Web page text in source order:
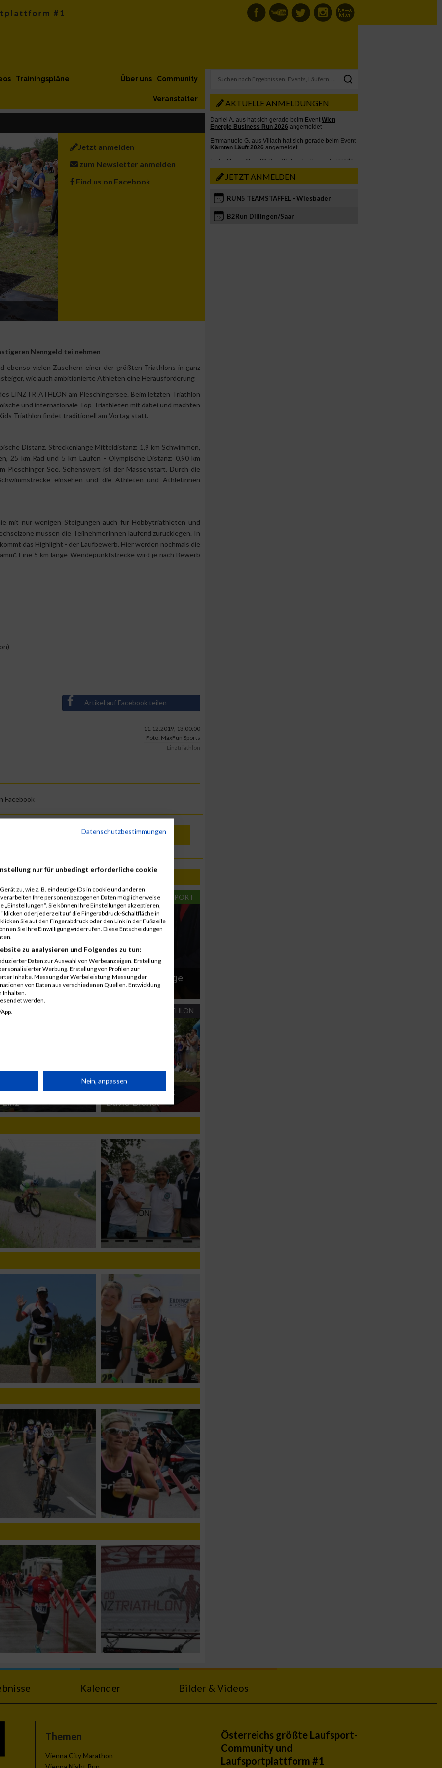
Trainingspläne Community
Über uns
Veranstalter
Jetzt anmelden
zum Newsletter anmelden
Find us on Facebook
Nenngeld teilnehmen
ebenso vielen Zusehern einer der größten Triathlons in ganz
wie auch ambitionierte Athleten eine Herausforderung
LINZTRIATHLON am Pleschingersee. Beim letzten Triathlon
und internationale Top-Triathleten mit dabei und machten
Triathlon findet traditionell am Vortag statt.
Distanz. Streckenlänge Mitteldistanz: 1,9 km Schwimmen,
25 km Rad und 5 km Laufen - Olympische Distanz: 0,90 km
Pleschinger See. Sehenswert ist der Massenstart. Durch die
einsehen und die Athleten und Athletinnen
mit nur wenigen Steigungen auch für Hobbytriathleten und
müssen die TeilnehmerInnen laufend zurücklegen. In
das Highlight - der Laufbewerb. Hier werden nochmals die
Eine 5 km lange Wendepunktstrecke wird je nach Bewerb
Artikel auf Facebook teilen
11.12.2019, 13:00:00
Foto: MaxFun Sports
Linztriathlon
Facebook
Abonnieren
TRIATHLON
Volkstriathlon als
Triathlon-Einstieg
LAUFSPORT
Nenngeldsprünge
im Dezember
Triathlon-Party in
Linz
TRIATHLON
Linztriathlon mit
David Brandl
AKTUELLE ANMELDUNGEN
JETZT ANMELDEN
12 RUN5 TEAMSTAFFEL - Wiesbaden
13 B2Run Dillingen/Saar
Kalender Bilder & Videos
Themen
Vienna City Marathon
Vienna Night Run
Österreichs größte Laufsport-
Community und
Laufsportplattform #1
Datenschutzbestimmungen
nur für unbedingt erforderliche cookie
zu, wie z. B. eindeutige IDs in cookie und anderen
Ihre personenbezogenen Daten möglicherweise
Sie können Ihre Einstellungen akzeptieren,
klicken oder jederzeit auf die Fingerabdruck-Schaltfläche in
Sie auf den Fingerabdruck oder den Link in der Fußzeile
Sie Ihre Einwilligung widerrufen. Diese Entscheidungen
zu analysieren und Folgendes zu tun:
Daten zur Auswahl von Werbeanzeigen. Erstellung
Werbung. Erstellung von Profilen zur
Inhalte. Messung der Werbeleistung. Messung der
von Daten aus verschiedenen Quellen. Entwicklung
Inhalten.
werden.
von Daten aus
Nein, anpassen